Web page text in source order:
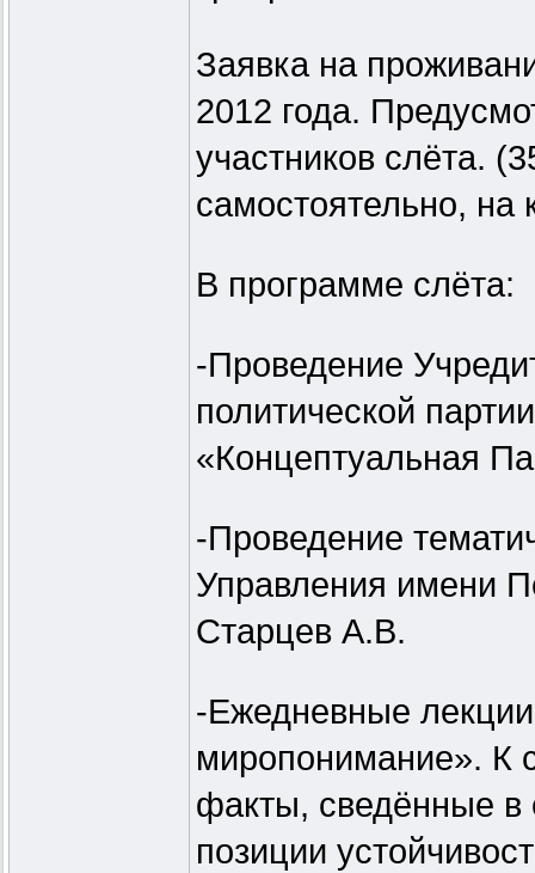
Заявка на
2012 года.
участников слёта.
самостоятельно, на
В программе слёта:
-Проведение
политической
«Концептуальная
-Проведение
Управления имени
Старцев А.В.
-Ежедневные
миропонимание». К
факты, сведённые в
позиции